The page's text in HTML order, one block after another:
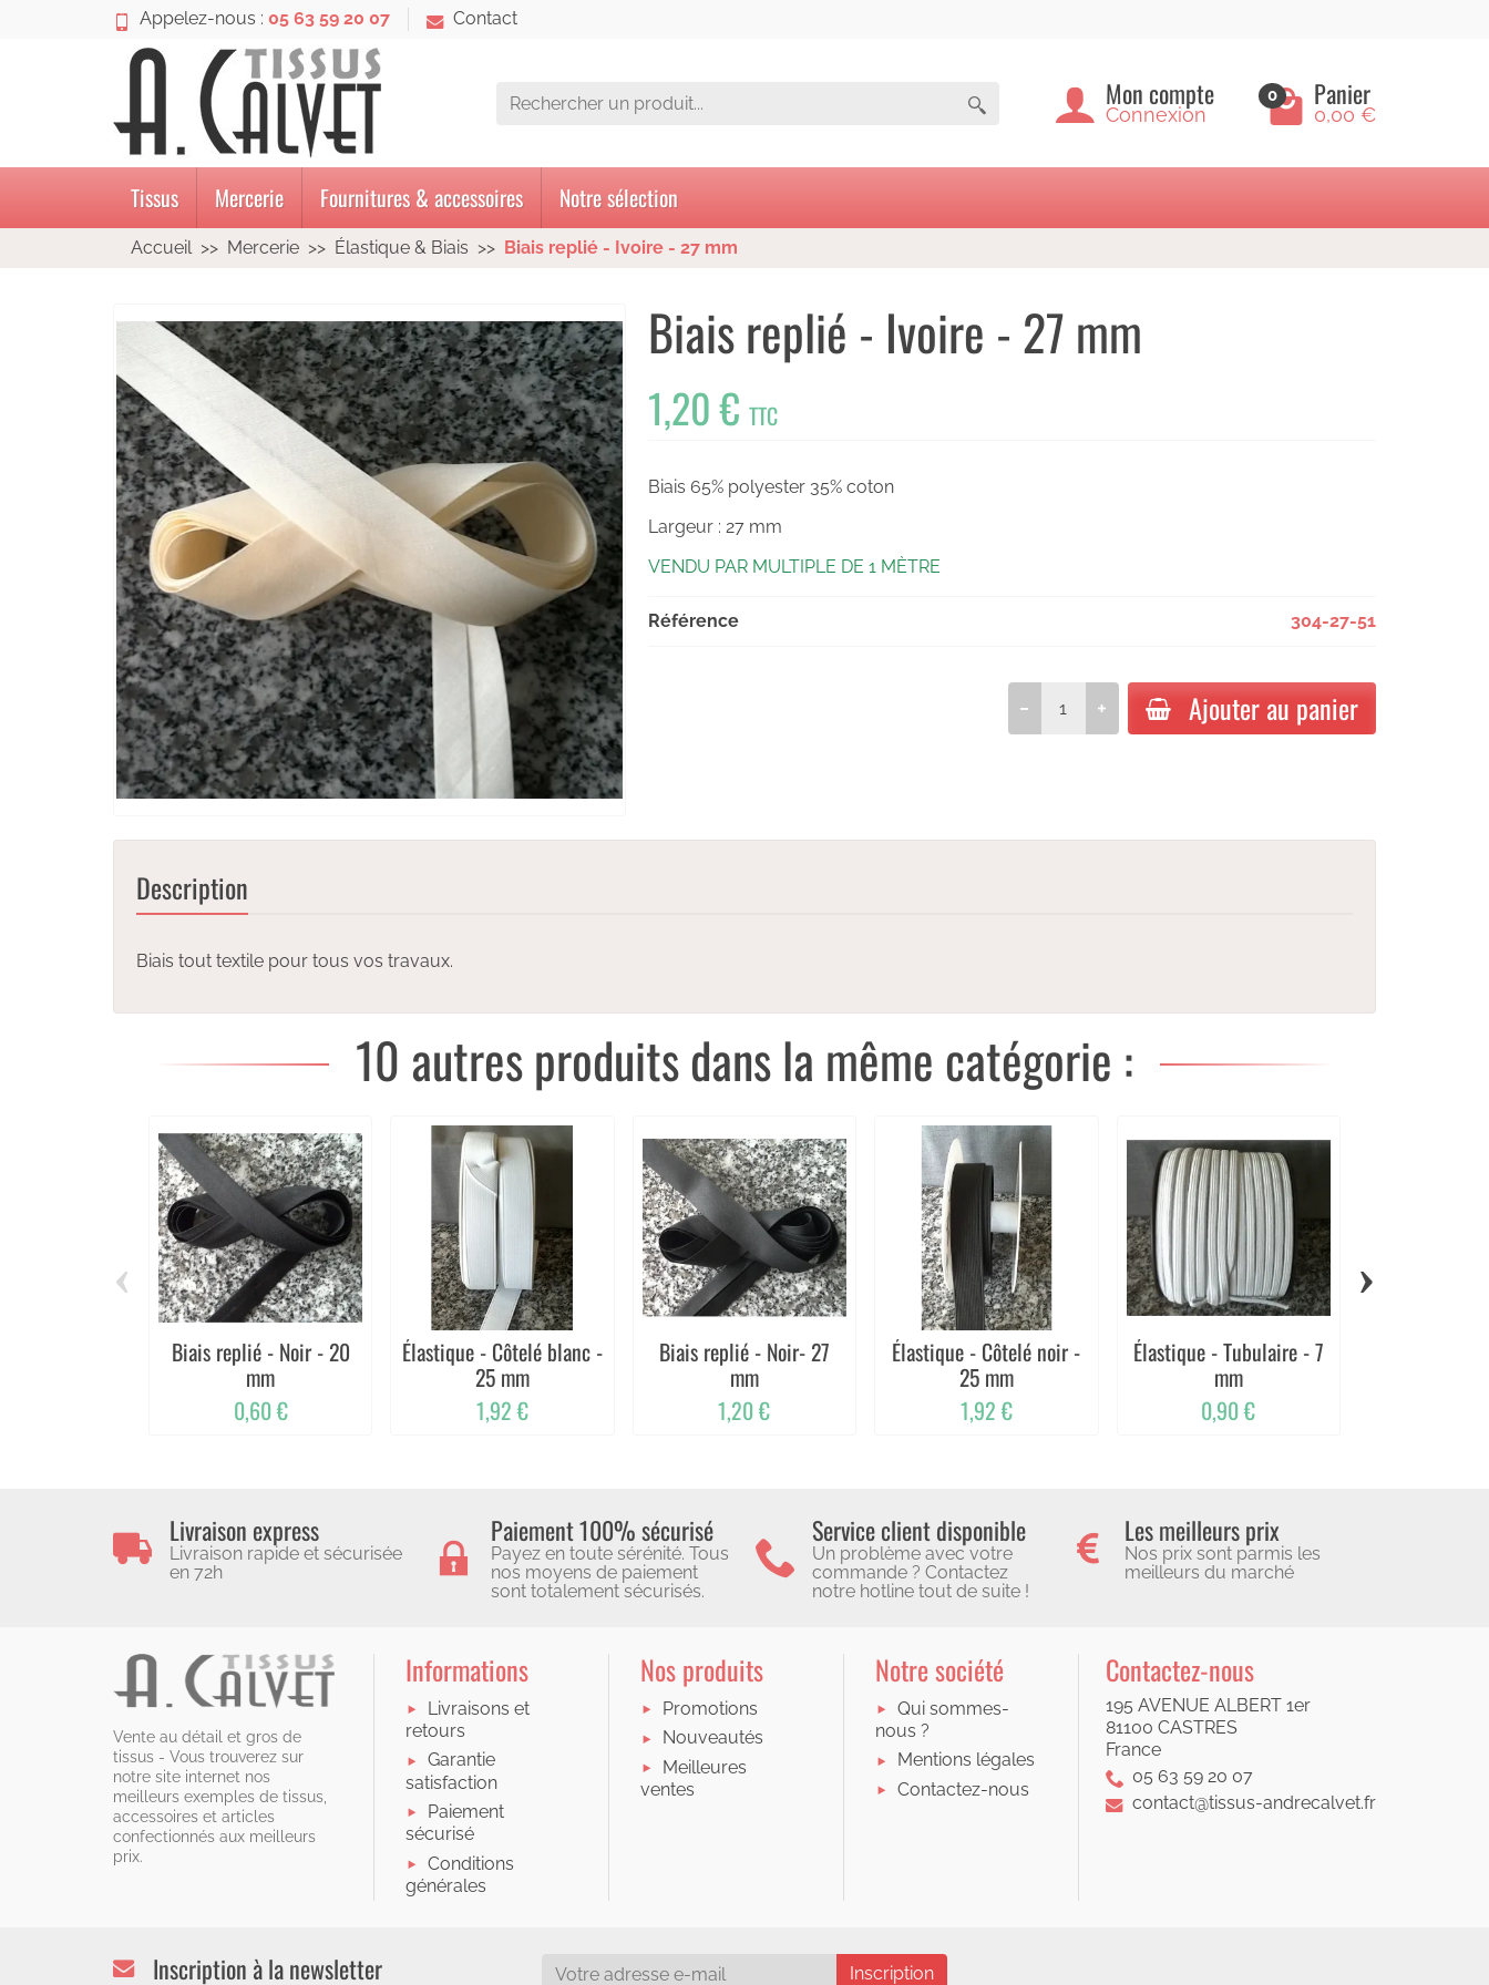
Appelez-nous : 05 63 59 20 07 Contact
Mon compte
Connexion
0 Panier
0,00 €
Tissus Mercerie Fournitures & accessoires Notre sélection
Accueil Mercerie Élastique & Biais Biais replié - Ivoire - 27 mm
Biais replié - Ivoire - 27 mm
1,20 €TTC
Biais 65% polyester 35% coton
Largeur : 27 mm
VENDU PAR MULTIPLE DE 1 MÈTRE
Référence 304-27-51
Ajouter au panier
Description
Biais tout textile pour tous vos travaux.
10 autres produits dans la même catégorie :
Biais replié - Noir - 20
mm
0,60 €
Élastique - Côtelé blanc -
25 mm
1,92 €
Biais replié - Noir- 27
mm
1,20 €
Élastique - Côtelé noir -
25 mm
1,92 €
Élastique - Tubulaire - 7
mm
0,90 €
‹ ›
Livraison express
Livraison rapide et sécurisée
en 72h
Paiement 100% sécurisé
Payez en toute sérénité. Tous
nos moyens de paiement
sont totalement sécurisés.
Service client disponible
Un problème avec votre
commande ? Contactez
notre hotline tout de suite !
Les meilleurs prix
Nos prix sont parmis les
meilleurs du marché
Vente au détail et gros de
tissus - Vous trouverez sur
notre site internet nos
meilleurs exemples de tissus,
accessoires et articles
confectionnés aux meilleurs
prix.
Informations
Livraisons et
retours
Garantie
satisfaction
Paiement
sécurisé
Conditions
générales
Nos produits
Promotions
Nouveautés
Meilleures
ventes
Notre société
Qui sommes-
nous ?
Mentions légales
Contactez-nous
Contactez-nous
195 AVENUE ALBERT 1er
81100 CASTRES
France
05 63 59 20 07
contact@tissus-andrecalvet.fr
Inscription à la newsletter